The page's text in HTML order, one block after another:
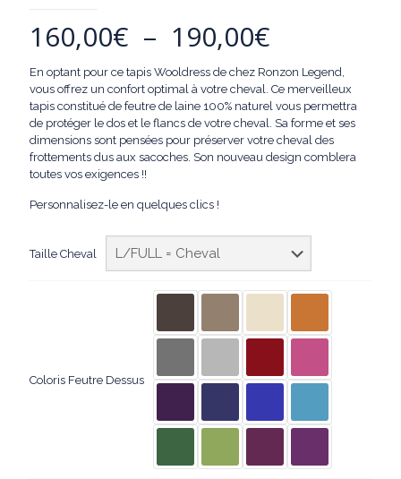
160,00€ – 190,00€
de
prix :
160,00€
à
190,00€
En optant pour ce tapis Wooldress de chez Ronzon Legend,
vous offrez un confort optimal à votre cheval. Ce merveilleux
tapis constitué de feutre de laine 100% naturel vous permettra
de protéger le dos et le flancs de votre cheval. Sa forme et ses
dimensions sont pensées pour préserver votre cheval des
frottements dus aux sacoches. Son nouveau design comblera
toutes vos exigences !!
Personnalisez-le en quelques clics !
Taille Cheval
Coloris Feutre Dessus